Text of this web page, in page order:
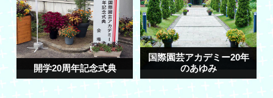
開学20周年記念式典
国際園芸アカデミー20年
のあゆみ